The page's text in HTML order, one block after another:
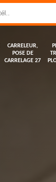
CARRELEUR,
POSE DE
CARRELAGE 27